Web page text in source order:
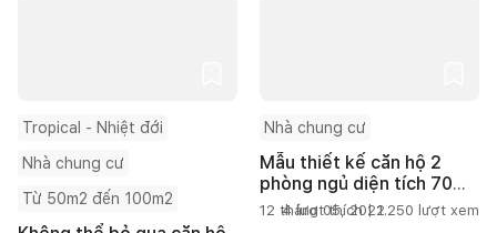
Tropical - Nhiệt đới
Nhà chung cư
Từ 50m2 đến 100m2
Nhà chung cư
Mẫu thiết kế căn hộ 2
phòng ngủ diện tích 70m2
được ưa chuộng năm
12 tháng 05, 2022
4 lượt thích | 1.250 lượt xem